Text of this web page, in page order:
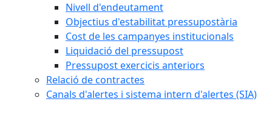
Nivell d'endeutament
Objectius d'estabilitat pressupostària
Cost de les campanyes institucionals
Liquidació del pressupost
Pressupost exercicis anteriors
Relació de contractes
Canals d'alertes i sistema intern d'alertes (SIA)